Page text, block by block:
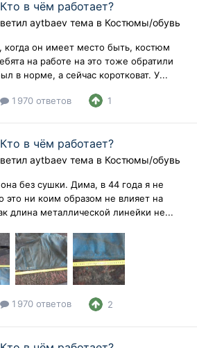
в чём работает?
aytbaev тема в Костюмы/обувь
когда он имеет место быть, костюм
на работе на это тоже обратили
в норме, а сейчас коротковат. У...
1 970 ответов 1
в чём работает?
aytbaev тема в Костюмы/обувь
без сушки. Дима, в 44 года я не
это ни коим образом не влияет на
длина металлической линейки не...
1 970 ответов 2